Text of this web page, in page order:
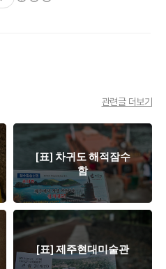
관련글 더보기
[표] 차귀도 해적잠수
함
[표] 제주현대미술관